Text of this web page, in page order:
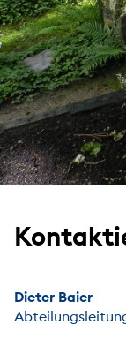
Dieter Baier